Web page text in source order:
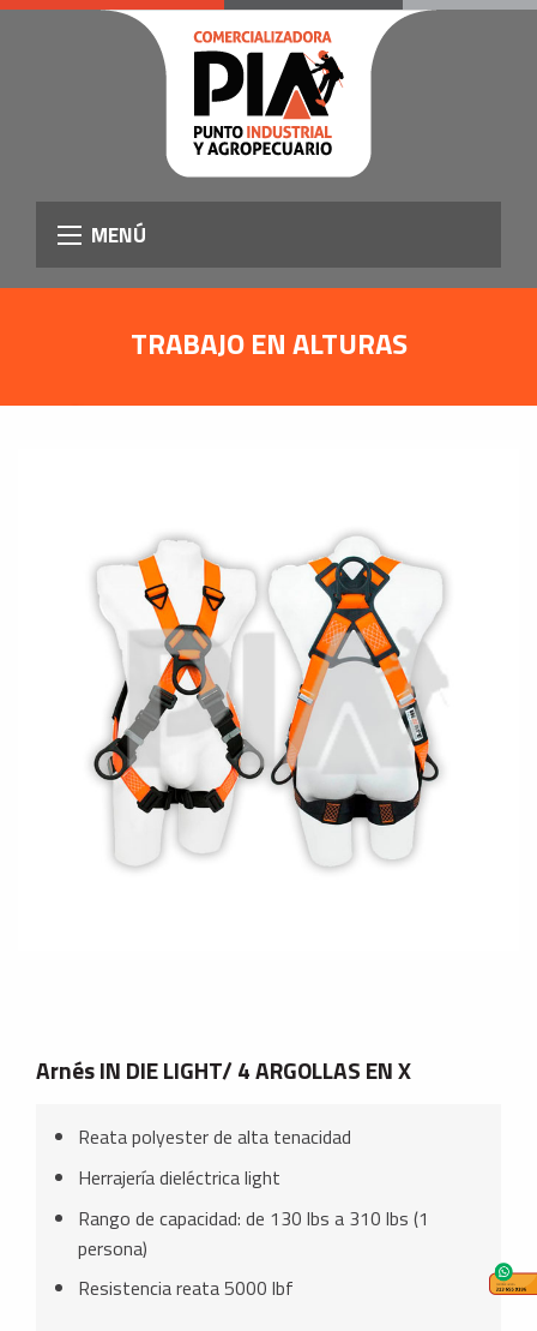
MENÚ
TRABAJO EN ALTURAS
Arnés IN DIE LIGHT/ 4 ARGOLLAS EN X
Reata polyester de alta tenacidad
Herrajería dieléctrica light
Rango de capacidad: de 130 lbs a 310 lbs (1
persona)
Resistencia reata 5000 lbf